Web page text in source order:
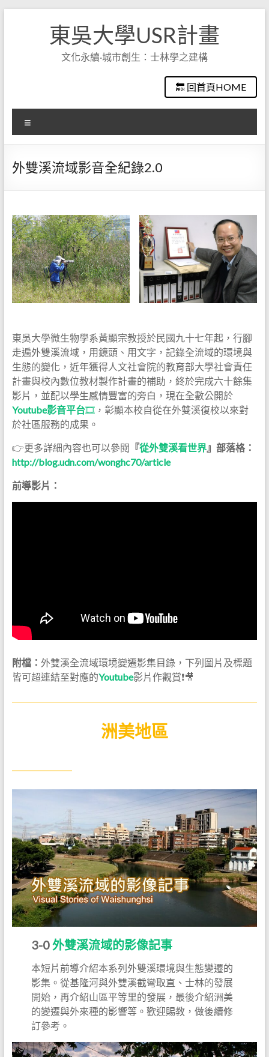
東吳大學USR計畫
文化永續·城市創生：士林學之建構
🔙 回首頁HOME
單
外雙溪流域影音全紀錄2.0
東吳大學微生物學系黃顯宗教授於民國九十七年起，行腳
走遍外雙溪流域，用鏡頭、用文字，記錄全流域的環境與
生態的變化，近年獲得人文社會院的教育部大學社會責任
計畫與校內數位教材製作計畫的補助，終於完成六十餘集
影片，並配以學生感情豐富的旁白，現在全數公開於
Youtube影音平台🎞，彰顯本校自從在外雙溪復校以來對
於社區服務的成果。
👉更多詳細內容也可以參閱 『從外雙溪看世界』部落格：
http://blog.udn.com/wonghc70/article
前導影片：
附檔： 外雙溪全流域環境變遷影集目錄，下列圖片及標題
皆可超連結至對應的Youtube影片作觀賞❗🎥
洲美地區
3-0外雙溪流域的影像記事
本短片前導介紹本系列外雙溪環境與生態變遷的
影集。從基隆河與外雙溪截彎取直、士林的發展
開始，再介紹山區平等里的發展，最後介紹洲美
的變遷與外來種的影響等。歡迎賜教，做後續修
訂參考。